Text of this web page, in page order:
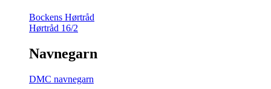
Bockens Hørtråd
Hørtråd 16/2
Navnegarn
DMC navnegarn